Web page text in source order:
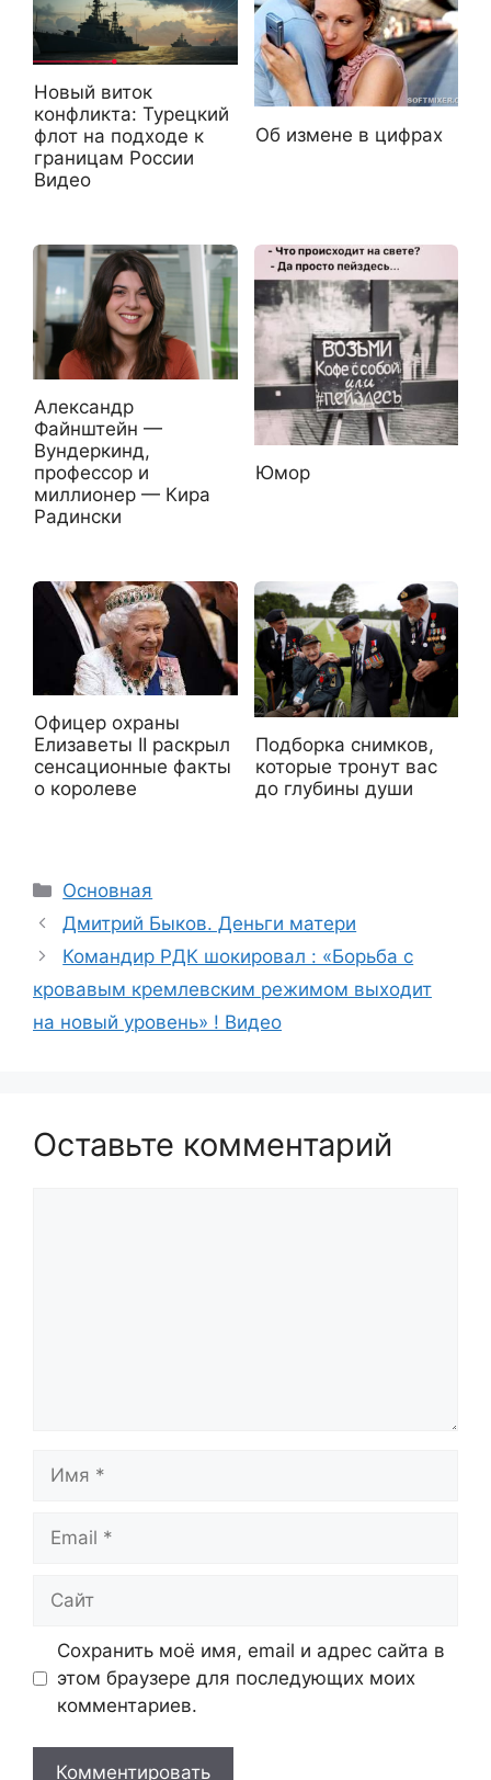
Новый виток
конфликта: Турецкий
флот на подходе к
границам России
Видео
Об измене в цифрах
Александр
Файнштейн —
Вундеркинд,
профессор и
миллионер — Кира
Радински
Юмор
Офицер охраны
Елизаветы II раскрыл
сенсационные факты
о королеве
Подборка снимков,
которые тронут вас
до глубины души
Рубрики
Основная
Дмитрий Быков. Деньги матери
Командир РДК шокировал : «Борьба с
кровавым кремлевским режимом выходит
на новый уровень» ! Видео
Оставьте комментарий
Сохранить моё имя, email и адрес сайта в
этом браузере для последующих моих
комментариев.